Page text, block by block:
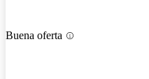
Buena oferta